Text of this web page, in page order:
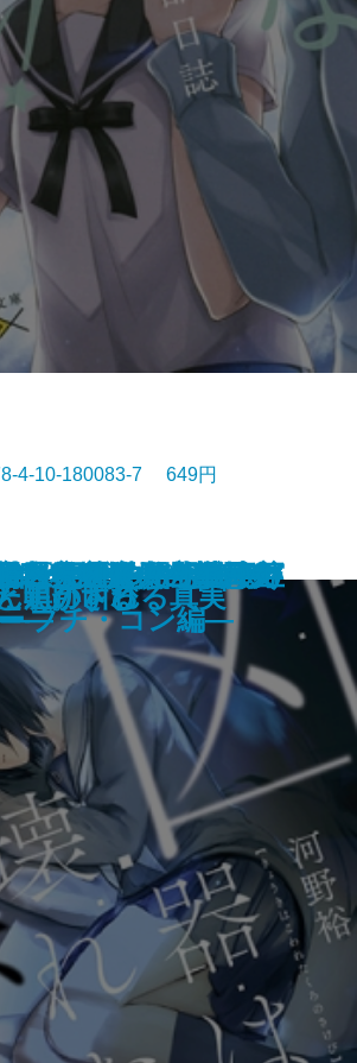
読書クラブ
名推理(スペシャリ
具商―春夏冬人情も
理カルテⅤ―神秘の
―
ー―ダイヤのエース
のか―
立探偵 明智小五郎―
ング
私立探偵 明智小五郎
ー
ン！～池谷美咲の演
4-10-180083-7 649円
黒の叫び
ークリッド・エク
―
―私立探偵 明智小五
明かされる真実
は間違えるもので
追跡する
―天久鷹央の事件カ
内ちゃん―凸撃忌女
区 UNOで七億取り
プチ・コン編―